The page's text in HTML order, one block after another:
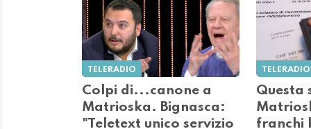
TELERADIO
Colpi di...canone a
Matrioska. Bignasca:
"Teletext unico servizio
TELERADIO
Questa
franchi